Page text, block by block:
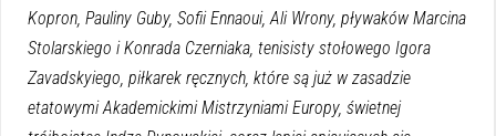
Kopron, Pauliny Guby, Sofii Ennaoui, Ali Wrony, pływaków Marcina
Stolarskiego i Konrada Czerniaka, tenisisty stołowego Igora
Zavadskyiego, piłkarek ręcznych, które są już w zasadzie
etatowymi Akademickimi Mistrzyniami Europy, świetnej